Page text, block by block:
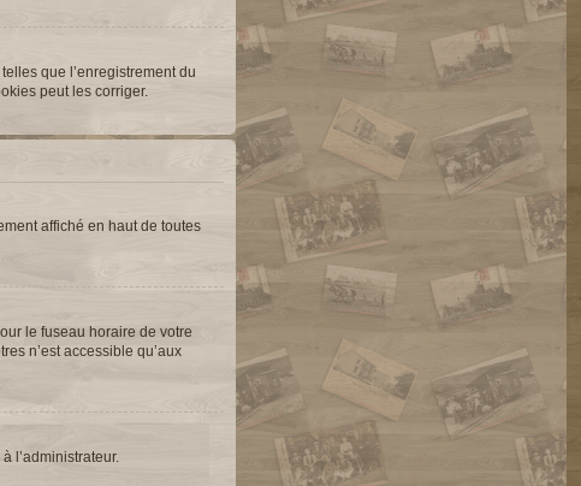
que l’enregistrement du
peut les corriger.
affiché en haut de toutes
le fuseau horaire de votre
n’est accessible qu’aux
l’administrateur.